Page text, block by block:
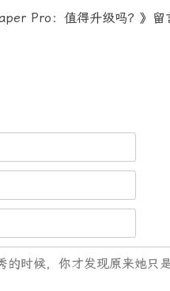
Pro：值得升级吗？》留